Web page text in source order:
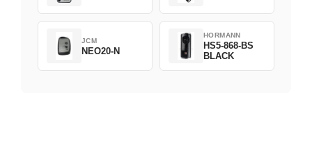
JCM
NEO20-N
HORMANN
HS5-868-BS
BLACK